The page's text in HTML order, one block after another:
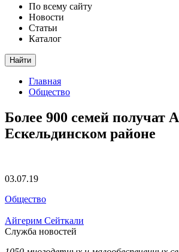
По всему сайту
Новости
Статьи
Каталог
Найти
Главная
Общество
Более 900 семей получат
Ескельдинском районе
03.07.19
Общество
Айгерим Сейткали
Служба новостей